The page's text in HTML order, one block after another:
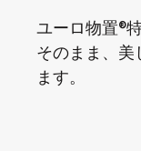
ユーロ物置®
そのまま、美
ます。